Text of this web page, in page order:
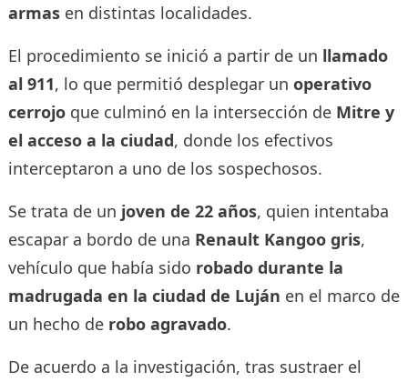
armasen distintas localidades.
El procedimiento se inició a partir de un llamado
al 911, lo que permitió desplegar un operativo
cerrojoque culminó en la intersección de Mitre y
el acceso a la ciudad, donde los efectivos
interceptaron a uno de los sospechosos.
Se trata de un joven de 22 años, quien intentaba
escapar a bordo de una Renault Kangoo gris,
vehículo que había sido robado durante la
madrugada en la ciudad de Luján en el marco de
un hecho de robo agravado.
De acuerdo a la investigación, tras sustraer el